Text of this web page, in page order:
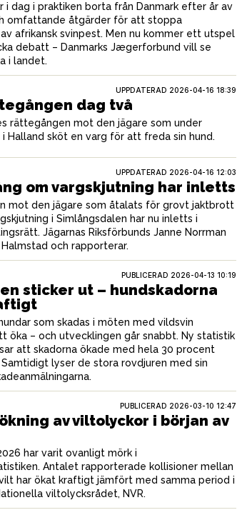
i dag i praktiken borta från Danmark efter år av
omfattande åtgärder för att stoppa
afrikansk svinpest. Men nu kommer ett utspel
debatt – Danmarks Jægerforbund vill se
i landet.
UPPDATERAD 2026-04-16 18:39
dag två
rättegången mot den jägare som under
i Halland sköt en varg för att freda sin hund.
UPPDATERAD 2026-04-16 12:03
om vargskjutning har inletts
mot den jägare som åtalats för grovt jaktbrott
i Simlångsdalen har nu inletts i
Jägarnas Riksförbunds Janne Norrman
och rapporterar.
PUBLICERAD 2026-04-13 10:19
sticker ut – hundskadorna
som skadas i möten med vildsvin
öka – och utvecklingen går snabbt. Ny statistik
att skadorna ökade med hela 30 procent
Samtidigt lyser de stora rovdjuren med sin
PUBLICERAD 2026-03-10 12:47
av viltolyckor i början av
har varit ovanligt mörk i
Antalet rapporterade kollisioner mellan
har ökat kraftigt jämfört med samma period i
viltolycksrådet, NVR.
Lätt och smidig
hundförarbössa
MAT
Vild kålpudding med
svamp och lingon